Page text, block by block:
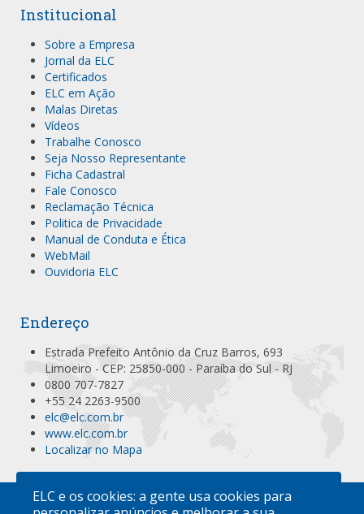
Institucional
Sobre a Empresa
Jornal da ELC
Certificados
ELC em Ação
Malas Diretas
Vídeos
Trabalhe Conosco
Seja Nosso Representante
Ficha Cadastral
Fale Conosco
Reclamação Técnica
Politica de Privacidade
Manual de Conduta e Ética
WebMail
Ouvidoria ELC
Endereço
Estrada Prefeito Antônio da Cruz Barros, 693
Limoeiro - CEP: 25850-000 - Paraíba do Sul - RJ
0800 707-7827
+55 24 2263-9500
elc@elc.com.br
www.elc.com.br
Localizar no Mapa
A EMPRESA PRODUTOS SUA ATIVIDADE ECONOMIA ESPECIFICAÇÕES
ELC e os cookies: a gente usa cookies para